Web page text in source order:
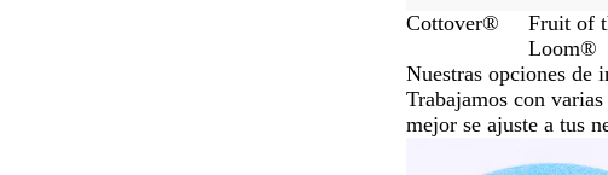
Cottover®
Fruit of
Loom®
6
un
total
de
Nuestras opciones de
Trabajamos con
mejor se ajuste a tus